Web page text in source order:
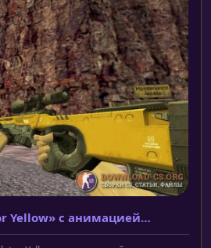
Yellow» с анимацией